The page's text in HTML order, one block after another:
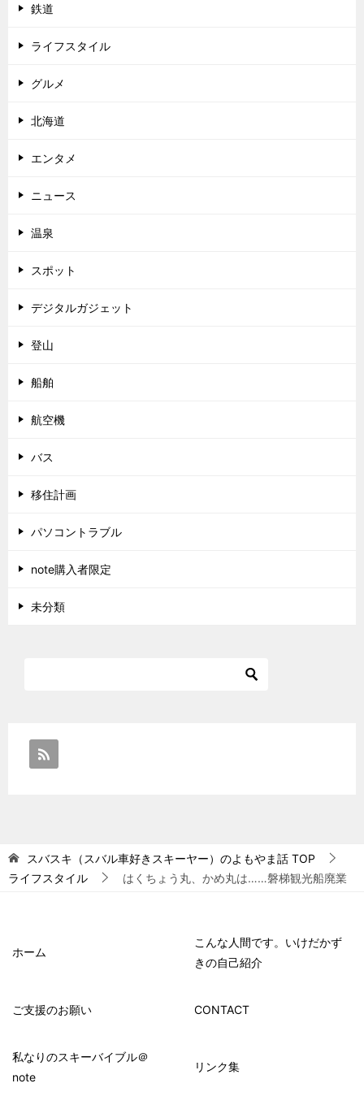
鉄道
ライフスタイル
グルメ
北海道
エンタメ
ニュース
温泉
スポット
デジタルガジェット
登山
船舶
航空機
バス
移住計画
パソコントラブル
note購入者限定
未分類
スバスキ（スバル車好きスキーヤー）のよもやま話 TOP
ライフスタイル
はくちょう丸、かめ丸は……磐梯観光船廃業
ホーム
こんな人間です。いけだかず
きの自己紹介
ご支援のお願い CONTACT
私なりのスキーバイブル＠
note
リンク集